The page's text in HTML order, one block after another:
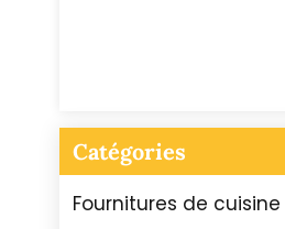
Catégories
Fournitures de cuisine